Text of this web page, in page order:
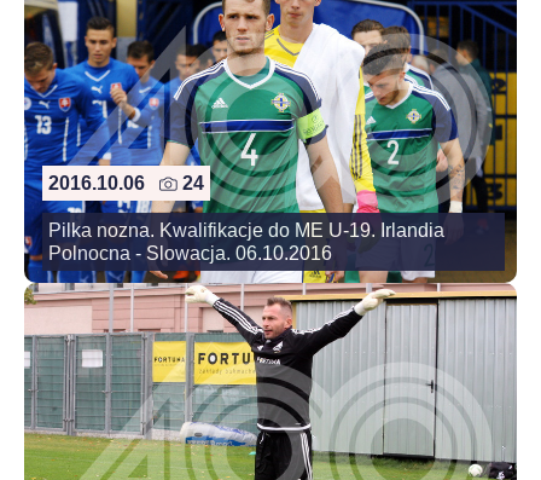
2016.10.06 24
Pilka nozna. Kwalifikacje do ME U-19. Irlandia
Polnocna - Slowacja. 06.10.2016